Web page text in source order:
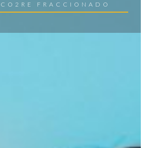
FRACCIONADO